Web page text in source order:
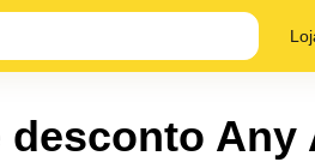
desconto Any